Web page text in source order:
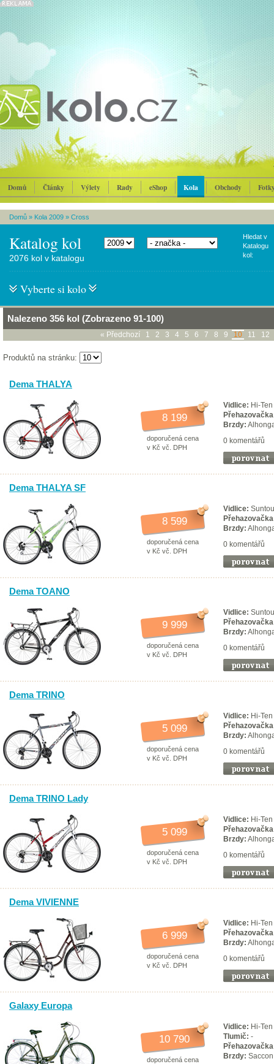
Domů Články Výlety Rady eShop Kola Obchody
Domů » Kola 2009 » Cross
Katalog kol
Hledat v
Katalogu
kol:
2076 kol v katalogu
Vyberte si kolo
Nalezeno 356 kol (Zobrazeno 91-100)
« Předchozí 1 2 3 4 5 6 7 8 9 10 11 12
Produktů na stránku:
Dema THALYA
8 199
doporučená cena
v Kč vč. DPH
Vidlice: Hi-Ten
Brzdy:
0 komentářů
Dema THALYA SF
8 599
doporučená cena
v Kč vč. DPH
Vidlice:
Brzdy:
0 komentářů
Dema TOANO
9 999
doporučená cena
v Kč vč. DPH
Vidlice:
Brzdy:
0 komentářů
Dema TRINO
5 099
doporučená cena
v Kč vč. DPH
Vidlice: Hi-Ten
Brzdy:
0 komentářů
Dema TRINO Lady
5 099
doporučená cena
v Kč vč. DPH
Vidlice: Hi-Ten
Brzdy:
0 komentářů
Dema VIVIENNE
6 999
doporučená cena
v Kč vč. DPH
Vidlice: Hi-Ten
Brzdy:
0 komentářů
Galaxy Europa
10 790
doporučená cena
Vidlice: Hi-Ten
Tlumič: -
Brzdy: